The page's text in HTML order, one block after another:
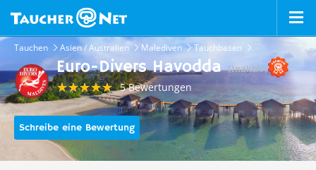
Tauchen Asien / Australien Malediven Tauchbasen
Euro-Divers Havodda(Inaktiv)
5 Bewertungen
Schreibe eine Bewertung